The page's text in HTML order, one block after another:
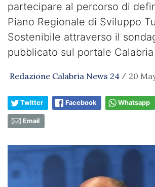
partecipare al percorso di
Piano Regionale di Sviluppo
Sostenibile attraverso il
pubblicato sul portale
Redazione Calabria News 24 / 20
Twitter Facebook Whatsapp
Email